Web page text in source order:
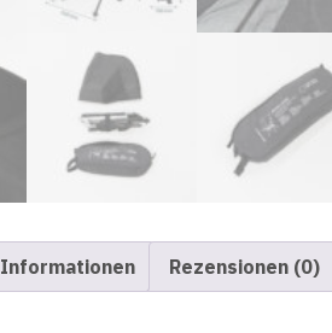
Rezensionen (0)